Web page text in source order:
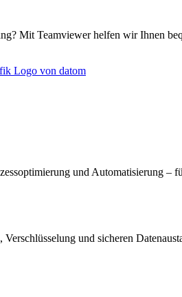
Mit Teamviewer helfen wir Ihnen
und Automatisierung –
und sicheren